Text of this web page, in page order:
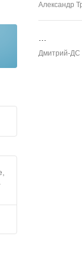
Александр
Дмитрий-ДС